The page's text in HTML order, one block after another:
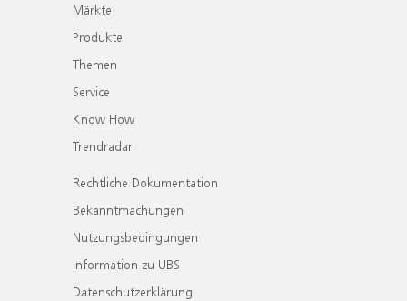
Märkte
Produkte
Themen
Service
Know How
Trendradar
Rechtliche Dokumentation
Bekanntmachungen
Nutzungsbedingungen
Information zu UBS
Datenschutzerklärung